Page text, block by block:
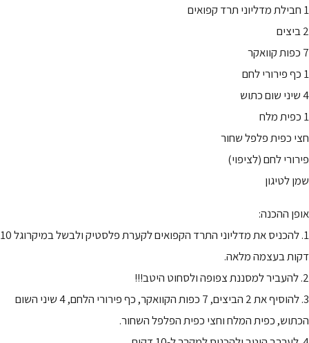
1 חבילת מדליוני תרד קפואים
2 ביצים
7 כפות קוואקר
1 כף פירורי לחם
4 שיני שום כתוש
1 כפית מלח
חצי כפית פלפל שחור
פירורי לחם (לציפוי)
שמן לטיגון
אופן ההכנה:
1. להכניס את מדליוני התרד הקפואים לקערת פלסטיק ולבשל במיקרוגל 10
דקות בעצמה מלאה.
2. להעביר למסננת צפופה ולסחוט היטב!!!
3. להוסיף את 2 הביצים, 7 כפות הקוואקר, כף פירורי הלחם, 4 שיני השום
הכתוש, כפית המלח וחצי כפית הפלפל השחור.